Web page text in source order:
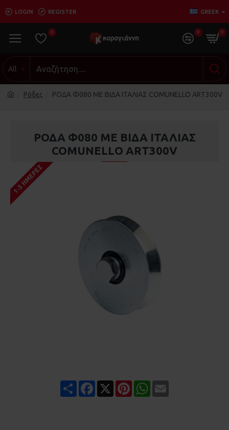
LOGIN REGISTER GREEK
0 0 0
All
Ρόδες ΡΟΔΑ Φ080 ΜΕ ΒΙΔΑ ΙΤΑΛΙΑΣ COMUNELLO ART300V
ΡΟΔΑ Φ080 ΜΕ ΒΙΔΑ ΙΤΑΛΙΑΣ
COMUNELLO ART300V
1-3 ΗΜΈΡΕΣ
Share Facebook PinterestWhatsApp